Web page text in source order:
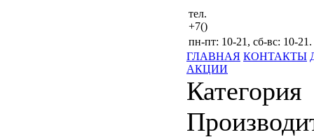
тел.
+7()
пн-пт: 10-21, сб-вс: 10-21.
ГЛАВНАЯ КОНТАКТЫ
АКЦИИ
Категория